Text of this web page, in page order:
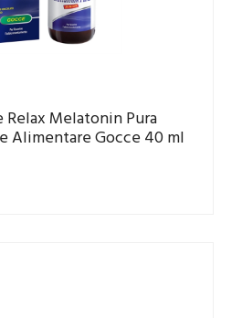
Relax Melatonin Pura
Alimentare Gocce 40 ml